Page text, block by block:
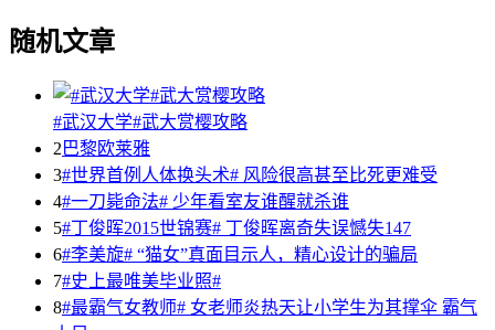
随机文章
#武汉大学#武大赏樱攻略
2 巴黎欧莱雅
3#世界首例人体换头术# 风险很高甚至比死更难受
4#一刀毙命法# 少年看室友谁醒就杀谁
5#丁俊晖2015世锦赛# 丁俊晖离奇失误憾失147
6#李美旋# “猫女”真面目示人，精心设计的骗局
7#史上最唯美毕业照#
8#最霸气女教师# 女老师炎热天让小学生为其撑伞 霸气